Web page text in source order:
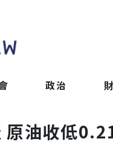
政治
油收低